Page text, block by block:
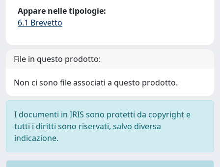
Appare nelle tipologie:
6.1 Brevetto
File in questo prodotto:
Non ci sono file associati a questo prodotto.
I documenti in IRIS sono protetti da copyright e
tutti i diritti sono riservati, salvo diversa
indicazione.